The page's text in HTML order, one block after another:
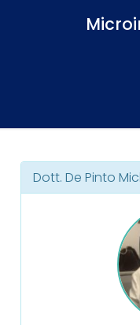
Dott. De Pinto